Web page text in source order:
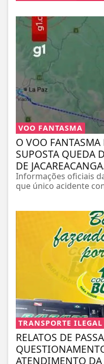
VOO FANTASMA
O VOO FANTASMA
SUPOSTA QUEDA
DE
Informações oficiais
que único acidente
TRANSPORTE ILEGAL
RELATOS DE
ATENDIMENTO DA